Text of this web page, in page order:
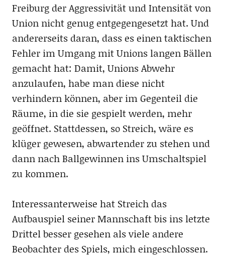
Freiburg der Aggressivität und Intensität von
Union nicht genug entgegengesetzt hat. Und
andererseits daran, dass es einen taktischen
Fehler im Umgang mit Unions langen Bällen
gemacht hat: Damit, Unions Abwehr
anzulaufen, habe man diese nicht
verhindern können, aber im Gegenteil die
Räume, in die sie gespielt werden, mehr
geöffnet. Stattdessen, so Streich, wäre es
klüger gewesen, abwartender zu stehen und
dann nach Ballgewinnen ins Umschaltspiel
zu kommen.
Interessanterweise hat Streich das
Aufbauspiel seiner Mannschaft bis ins letzte
Drittel besser gesehen als viele andere
Beobachter des Spiels, mich eingeschlossen.